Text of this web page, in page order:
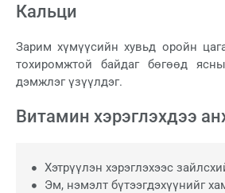
Кальци
Зарим хүмүүсийн хувьд оройн
тохиромжтой байдаг бөгөөд
дэмжлэг үзүүлдэг.
Витамин хэрэглэхдээ
Хэтрүүлэн хэрэглэхээс
Эм, нэмэлт бүтээгдэхүүнийг